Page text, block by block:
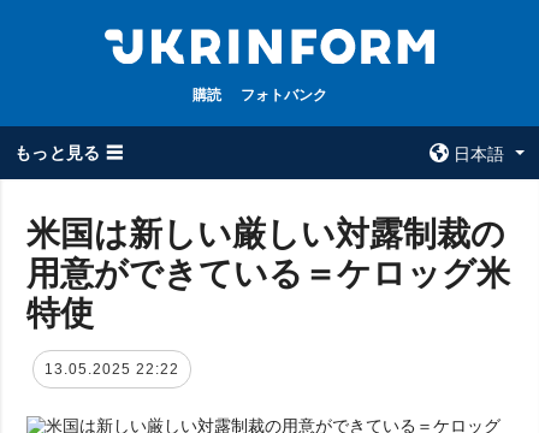
購読 フォトバンク
もっと見る ☰
日本語
全てのトピック
戦争
政治
経済・復興
ウクルインフォ
ルム
米国は新しい厳しい対露制裁の
用意ができている＝ケロッグ米
特使
13.05.2025 22:22